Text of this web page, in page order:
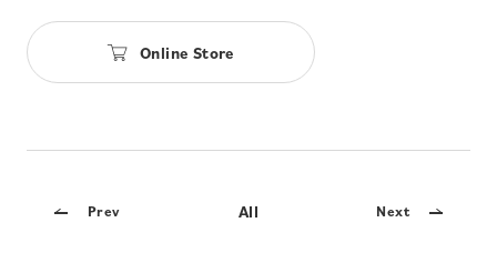
Online Store
Prev All Next